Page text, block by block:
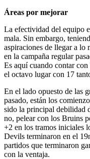
Áreas por mejorar
La efectividad del equipo
mala. Sin embargo,
aspiraciones de llegar a lo
en la campaña regular
Es aquí cuando contar
el octavo lugar con 17
En el lado opuesto de las
pasado, están los
sido la principal debilidad
no, pelear con los Bruins
+2 en los tramos iniciales
Devils terminaron en el
partidos que terminaron
con la ventaja.